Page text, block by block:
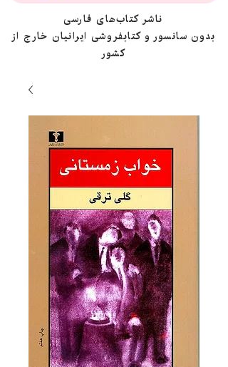
ناشر کتاب‌های فارسی
بدون سانسور و کتابفروشی ایرانیان خارج از
کشور